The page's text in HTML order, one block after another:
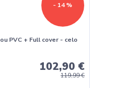
- 14 %
PVC + Full cover - celo
119,99 €
102,90 €